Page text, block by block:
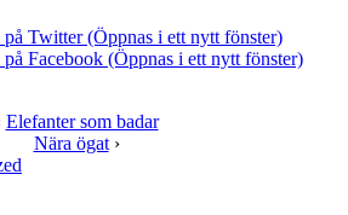
Twitter (Öppnas i ett nytt fönster)
Facebook (Öppnas i ett nytt fönster)
Elefanter som badar
Nära ögat›